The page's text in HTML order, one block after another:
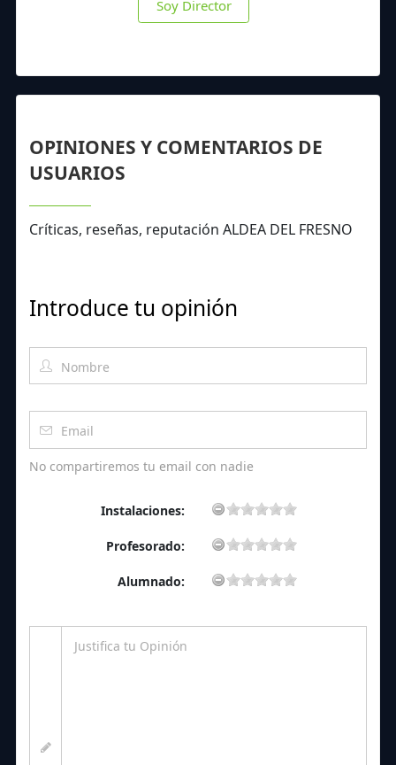
Soy Director
OPINIONES Y COMENTARIOS DE
USUARIOS
Críticas, reseñas, reputación ALDEA DEL FRESNO
Introduce tu opinión
No compartiremos tu email con nadie
Instalaciones:
Profesorado:
Alumnado: